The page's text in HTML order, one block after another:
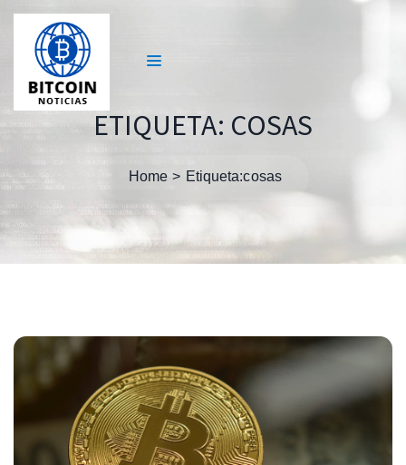
ETIQUETA: COSAS
Home Etiqueta:cosas